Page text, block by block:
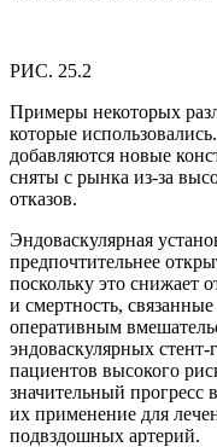
РИС. 25.2
Примеры некоторых
которые
добавляются новые
сняты с рынка из-за
отказов.
Эндоваскулярная
предпочтительнее
поскольку это снижает
и смертность,
оперативным
эндоваскулярных
пациентов высокого
значительный прогресс
их применение для
подвздошных артерий.